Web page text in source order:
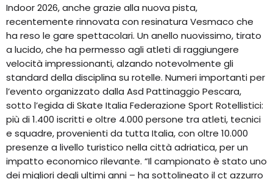
Indoor 2026, anche grazie alla nuova pista,
recentemente rinnovata con resinatura Vesmaco che
ha reso le gare spettacolari. Un anello nuovissimo, tirato
a lucido, che ha permesso agli atleti di raggiungere
velocità impressionanti, alzando notevolmente gli
standard della disciplina su rotelle. Numeri importanti per
l’evento organizzato dalla Asd Pattinaggio Pescara,
sotto l’egida di Skate Italia Federazione Sport Rotellistici:
più di 1.400 iscritti e oltre 4.000 persone tra atleti, tecnici
e squadre, provenienti da tutta Italia, con oltre 10.000
presenze a livello turistico nella città adriatica, per un
impatto economico rilevante. “Il campionato è stato uno
dei migliori degli ultimi anni – ha sottolineato il ct azzurro